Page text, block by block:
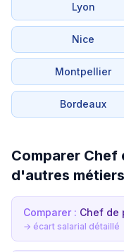
Lyon
Nice
Montpellier
Bordeaux
Comparer
d'autres métiers
Comparer : Chef de
→ écart salarial détaillé